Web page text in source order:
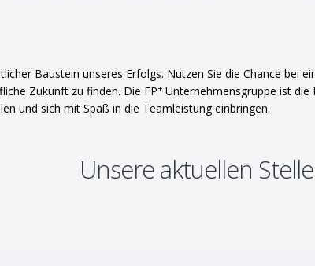
Baustein unseres Erfolgs. Nutzen Sie die Chance bei
Zukunft zu finden. Die FP+ Unternehmensgruppe ist
und sich mit Spaß in die Teamleistung einbringen.
Unsere aktuellen